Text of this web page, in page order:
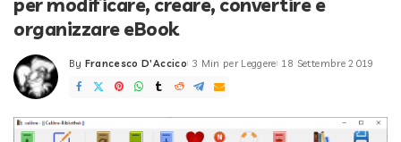
organizzare eBook
Posted
by
By Francesco D'Accico 3 Min per Leggere 18 Settembre 2019